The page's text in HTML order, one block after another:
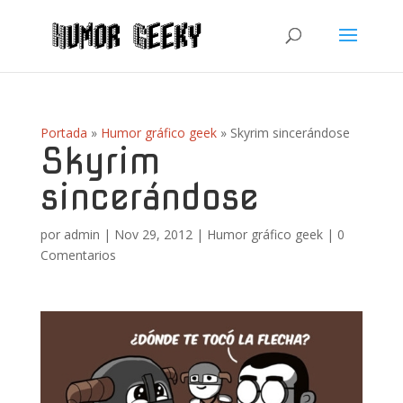
Portada » Humor gráfico geek» Skyrim sincerándose
Skyrim
sincerándose
por admin | Nov 29, 2012| Humor gráfico geek| 0
Comentarios